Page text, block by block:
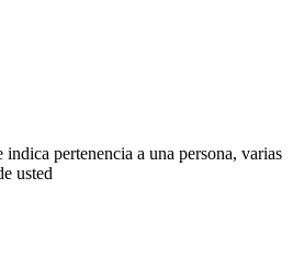
pertenencia a una persona, varias
usted